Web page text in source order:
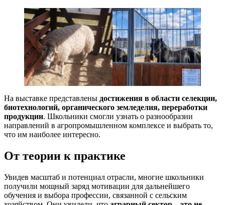
На выставке представлены достижения в области селекции,
биотехнологий, органического земледелия, переработки
продукции. Школьники смогли узнать о разнообразии
направлений в агропромышленном комплексе и выбрать то,
что им наиболее интересно.
От теории к практике
Увидев масштаб и потенциал отрасли, многие школьники
получили мощный заряд мотивации для дальнейшего
обучения и выбора профессии, связанной с сельским